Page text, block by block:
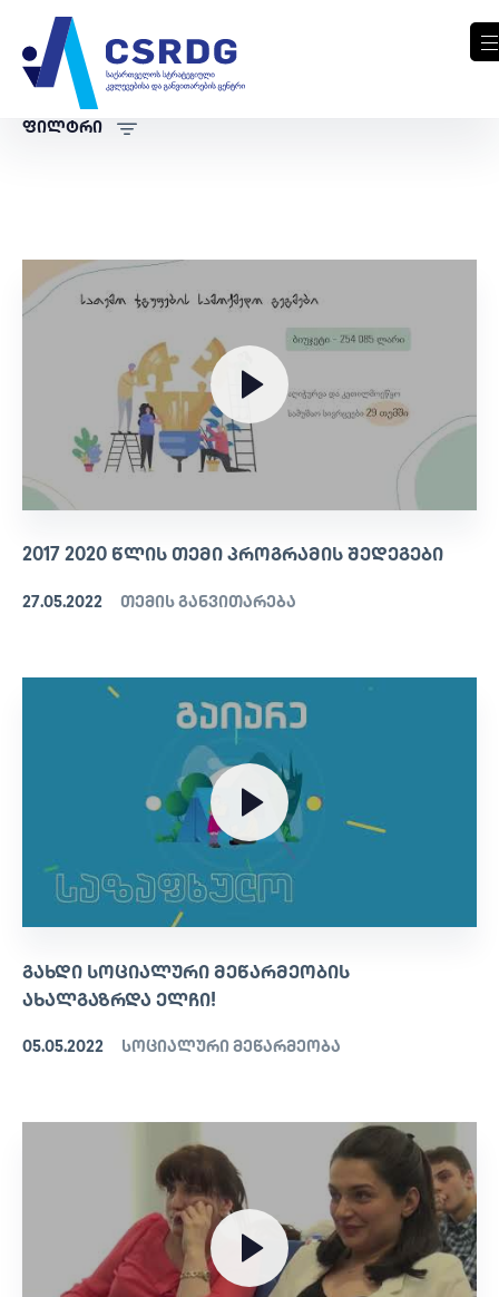
ფილტრი
2017 2020 ᲬᲚᲘᲡ ᲗᲔᲛᲘ ᲞᲠᲝᲒᲠᲐᲛᲘᲡ ᲨᲔᲓᲔᲒᲔᲑᲘ
27.05.2022 თემის განვითარება
ᲒᲐᲮᲓᲘ ᲡᲝᲪᲘᲐᲚᲣᲠᲘ ᲛᲔᲬᲐᲠᲛᲔᲝᲑᲘᲡ
ᲐᲮᲐᲚᲒᲐᲖᲠᲓᲐ ᲔᲚᲩᲘ!
05.05.2022 სოციალური მეწარმეობა